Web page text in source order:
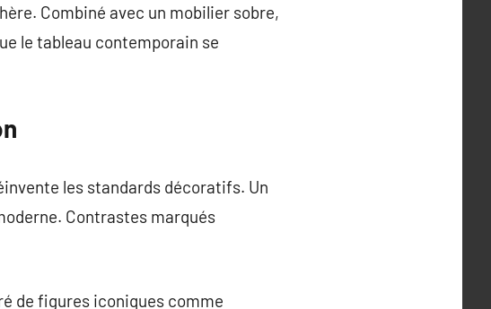
Combiné avec un mobilier sobre,
le tableau contemporain se
les standards décoratifs. Un
Contrastes marqués
de figures iconiques comme